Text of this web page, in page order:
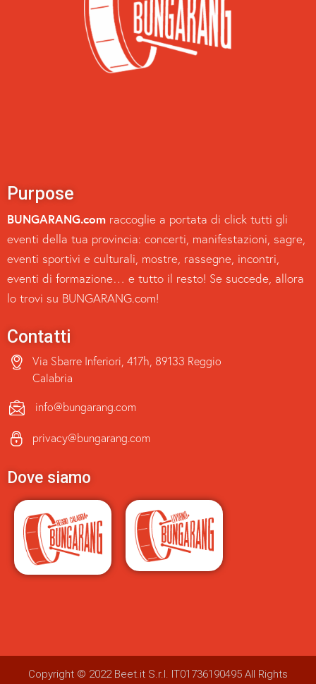
Purpose
BUNGARANG.com raccoglie a portata di click tutti gli
eventi della tua provincia: concerti, manifestazioni, sagre,
eventi sportivi e culturali, mostre, rassegne, incontri,
eventi di formazione… e tutto il resto! Se succede, allora
lo trovi su BUNGARANG.com!
Contatti
Via Sbarre Inferiori, 417h, 89133 Reggio
Calabria
info@bungarang.com
privacy@bungarang.com
Dove siamo
Copyright © 2022 Beet.it S.r.l. IT01736190495 All Rights